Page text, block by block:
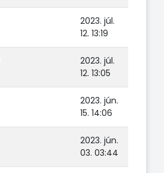
2023. júl.
12. 13:19
2023. júl.
12. 13:05
2023. jún.
15. 14:06
2023. jún.
03. 03:44